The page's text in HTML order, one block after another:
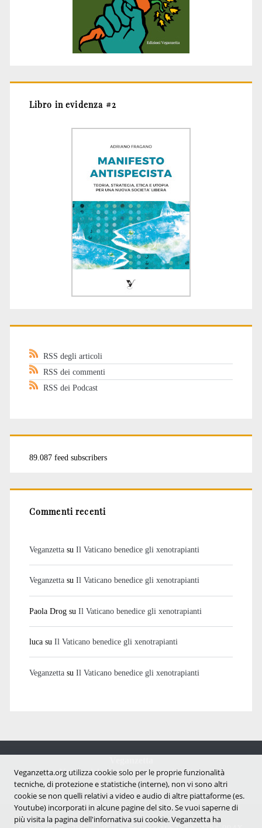
Libro in evidenza #2
RSS degli articoli
RSS dei commenti
RSS dei Podcast
89.087 feed subscribers
Commenti recenti
Veganzettasu Il Vaticano benedice gli xenotrapianti
Veganzettasu Il Vaticano benedice gli xenotrapianti
Paola Drogsu Il Vaticano benedice gli xenotrapianti
lucasu Il Vaticano benedice gli xenotrapianti
Veganzettasu Il Vaticano benedice gli xenotrapianti
Notizie dal mondo vegan e antispecista
Veganzetta.org utilizza cookie solo per le proprie funzionalità
tecniche, di protezione e statistiche (interne), non vi sono altri
cookie se non quelli relativi a video e audio di altre piattaforme (es.
Youtube) incorporati in alcune pagine del sito. Se vuoi saperne di
più visita la pagina dell'infornativa sui cookie. Veganzetta ha